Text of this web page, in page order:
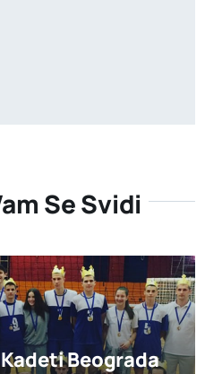
Se Svidi
Beograda